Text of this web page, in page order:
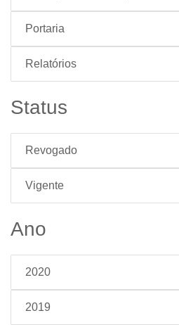
Portaria
Relatórios
Status
Revogado
Vigente
Ano
2020
2019